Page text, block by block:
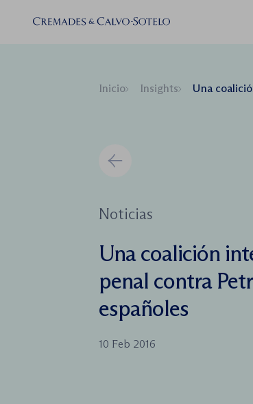
Inicio Insights Una coalición
Noticias
Una coalición
penal contra
españoles
10 Feb 2016